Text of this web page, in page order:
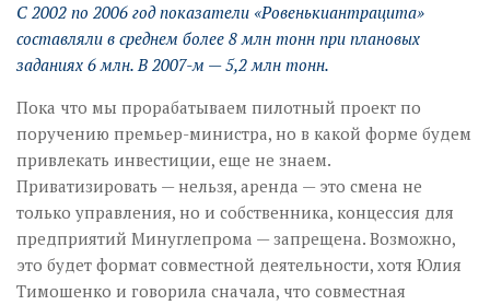
С 2002 по 2006 год показатели «Ровенькиантрацита»
составляли в среднем более 8 млн тонн при плановых
заданиях 6 млн. В 2007-м — 5,2 млн тонн.
Пока что мы прорабатываем пилотный проект по
поручению премьер-министра, но в какой форме будем
привлекать инвестиции, еще не знаем.
Приватизировать — нельзя, аренда — это смена не
только управления, но и собственника, концессия для
предприятий Минуглепрома — запрещена. Возможно,
это будет формат совместной деятельности, хотя Юлия
Тимошенко и говорила сначала, что совместная